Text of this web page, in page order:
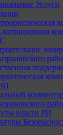
Услуги
власти РИ